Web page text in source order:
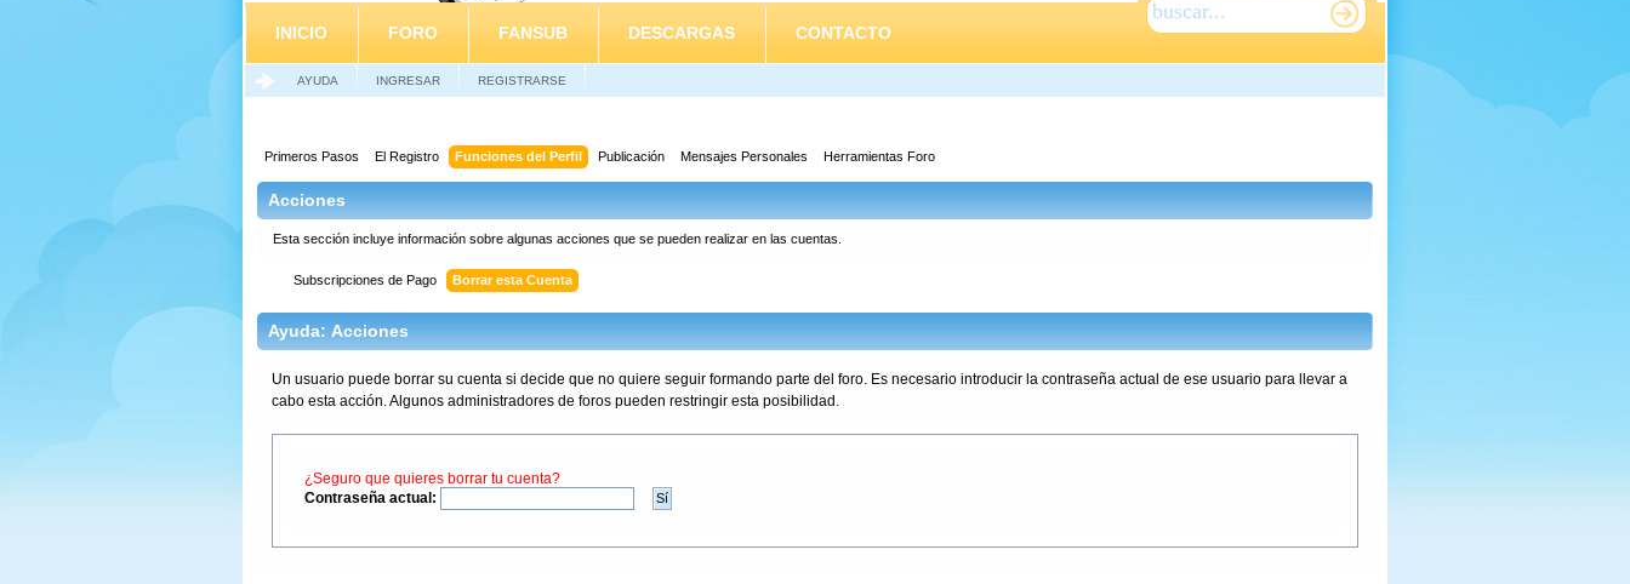
INICIO FORO FANSUB DESCARGAS CONTACTO
AYUDA INGRESAR REGISTRARSE
Primeros Pasos El Registro Funciones del Perfil Publicación Mensajes Personales Herramientas Foro
Acciones
Esta sección incluye información sobre algunas acciones que se pueden realizar en las cuentas.
Subscripciones de Pago Borrar esta Cuenta
Ayuda: Acciones
Un usuario puede borrar su cuenta si decide que no quiere seguir formando parte del foro. Es necesario introducir la contraseña actual de ese usuario para llevar a
cabo esta acción. Algunos administradores de foros pueden restringir esta posibilidad.
¿Seguro que quieres borrar tu cuenta?
Contraseña actual: